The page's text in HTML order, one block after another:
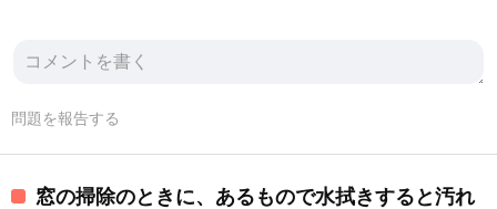
問題を報告する
窓の掃除のときに、あるもので水拭きすると汚れ